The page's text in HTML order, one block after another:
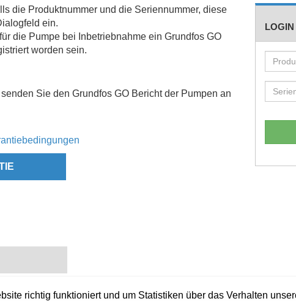
die Produktnummer und die Seriennummer, diese
ein.
die Pumpe bei Inbetriebnahme ein Grundfos GO
worden sein.
Sie den Grundfos GO Bericht der Pumpen an
LOGIN
richtig funktioniert und um Statistiken über das Verhalten